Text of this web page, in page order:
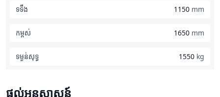
ទទឹង 1150 mm
កម្ពស់ 1650 mm
ទម្ងន់​សុទ្ធ 1550 kg
ផ្តល់អនុសាសន៍